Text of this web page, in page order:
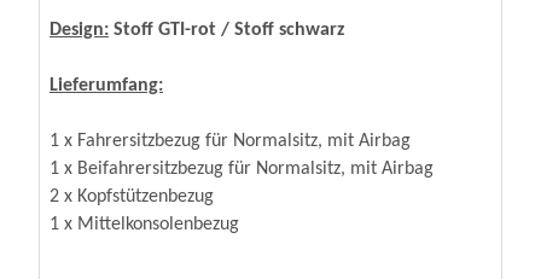
Design: Stoff GTI-rot / Stoff schwarz
Lieferumfang:
1 x Fahrersitzbezug für Normalsitz, mit Airbag
1 x Beifahrersitzbezug für Normalsitz, mit Airbag
2 x Kopfstützenbezug
1 x Mittelkonsolenbezug